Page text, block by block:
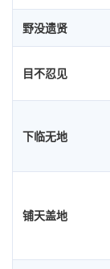
野没遗贤
目不忍见
下临无地
铺天盖地